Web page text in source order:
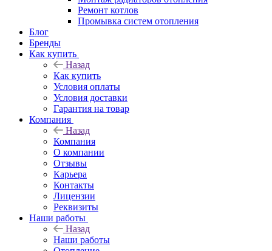
Ремонт котлов
Промывка систем отопления
Блог
Бренды
Как купить
Назад
Как купить
Условия оплаты
Условия доставки
Гарантия на товар
Компания
Назад
Компания
О компании
Отзывы
Карьера
Контакты
Лицензии
Реквизиты
Наши работы
Назад
Наши работы